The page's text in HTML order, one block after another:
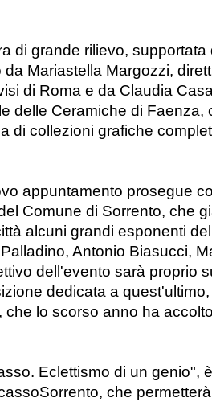
di grande rilievo, supportata
Mariastella Margozzi,
di Roma e da Claudia
delle Ceramiche di Faenza,
di collezioni grafiche
appuntamento prosegue
Comune di Sorrento, che
alcuni grandi esponenti
Antonio Biasucci,
dell'evento sarà proprio
dedicata a quest'ultimo,
che lo scorso anno ha
Eclettismo di un genio",
che